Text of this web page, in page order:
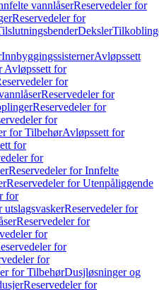
vannlåserReservedeler for
Reservedeler for
Deksler
InnbyggingssisternerAvløpssett
Avløpssett for
for
Reservedeler for
Reservedeler for
for
for TilbehørAvløpssett for
for
for
Reservedeler for Innfelte
Reservedeler for Utenpåliggende
for
utslagsvaskerReservedeler for
Reservedeler for
for
for
for
for TilbehørDusjløsninger og
Reservedeler for